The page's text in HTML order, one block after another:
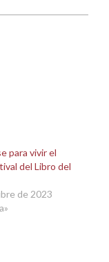
para vivir el
del Libro del
de 2023